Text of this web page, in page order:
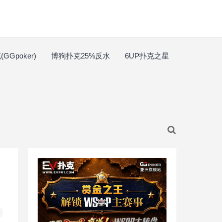
博狗扑克25%反水 6UP扑克之星